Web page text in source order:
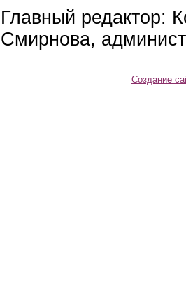
Главный редактор:
Смирнова,
Создание